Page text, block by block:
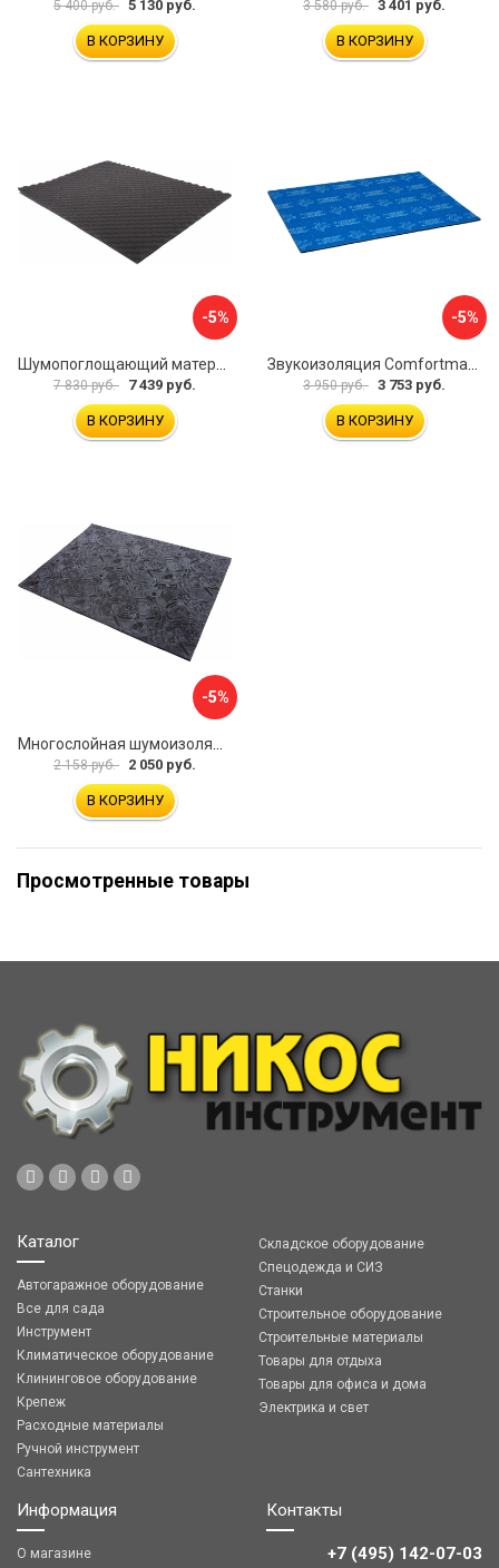
5 400 руб. 5 130 руб.
В КОРЗИНУ
3 580 руб. 3 401 руб.
В КОРЗИНУ
-5%
7 830 руб. 7 439 руб.
В КОРЗИНУ
-5%
3 950 руб. 3 753 руб.
В КОРЗИНУ
-5%
2 158 руб. 2 050 руб.
В КОРЗИНУ
Просмотренные товары
Каталог
Автогаражное оборудование
Все для сада
Инструмент
Климатическое оборудование
Клининговое оборудование
Крепеж
Расходные материалы
Ручной инструмент
Сантехника
Складское оборудование
Спецодежда и СИЗ
Станки
Строительное оборудование
Строительные материалы
Товары для отдыха
Товары для офиса и дома
Электрика и свет
Информация
О магазине
Контакты
+7 (495) 142-07-03